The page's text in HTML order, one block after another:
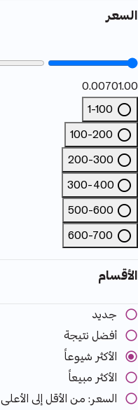
السعر
0.00701.00
1-100
Refine by السعر: 1-100
100-200
Refine by السعر: 100-200
200-300
Refine by السعر: 200-300
300-400
Refine by السعر: 300-400
500-600
Refine by السعر: 500-600
600-700
الأقسام
جديد
أفضل نتيجة
الأكثر شيوعاً
الأكثر مبيعاً
السعر: من الأقل إلى الأعلى